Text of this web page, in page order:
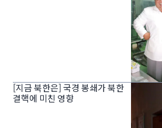
[지금 북한은] 국경 봉쇄가 북한
결핵에 미친 영향